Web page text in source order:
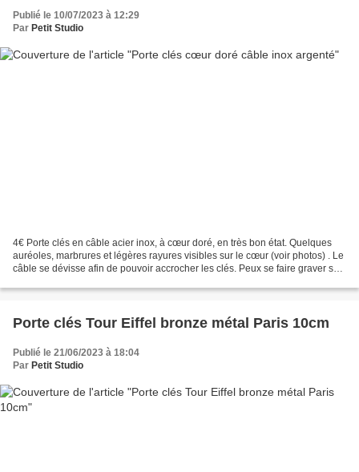
Publié le 10/07/2023 à 12:29
Par Petit Studio
4€ Porte clés en câble acier inox, à cœur doré, en très bon état. Quelques
auréoles, marbrures et légères rayures visibles sur le cœur (voir photos) . Le
câble se dévisse afin de pouvoir accrocher les clés. Peux se faire graver sur
Porte clés Tour Eiffel bronze métal Paris 10cm
Publié le 21/06/2023 à 18:04
Par Petit Studio